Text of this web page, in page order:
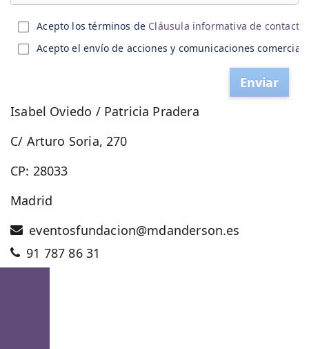
Acepto los términos de Cláusula informativa de contacto
Acepto el envío de acciones y comunicaciones
Enviar
Isabel Oviedo / Patricia Pradera
C/ Arturo Soria, 270
CP: 28033
Madrid
eventosfundacion@mdanderson.es
91 787 86 31